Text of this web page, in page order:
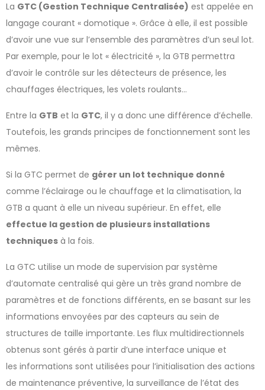
La GTC (Gestion Technique Centralisée) est appelée en
langage courant « domotique ». Grâce à elle, il est possible
d’avoir une vue sur l’ensemble des paramètres d’un seul lot.
Par exemple, pour le lot « électricité », la GTB permettra
d’avoir le contrôle sur les détecteurs de présence, les
chauffages électriques, les volets roulants…
Entre la GTB et la GTC, il y a donc une différence d’échelle.
Toutefois, les grands principes de fonctionnement sont les
mêmes.
Si la GTC permet de gérer un lot technique donné
comme l’éclairage ou le chauffage et la climatisation, la
GTB a quant à elle un niveau supérieur. En effet, elle
effectue la gestion de plusieurs installations
techniques à la fois.
La GTC utilise un mode de supervision par système
d’automate centralisé qui gère un très grand nombre de
paramètres et de fonctions différents, en se basant sur les
informations envoyées par des capteurs au sein de
structures de taille importante. Les flux multidirectionnels
obtenus sont gérés à partir d’une interface unique et
les informations sont utilisées pour l’initialisation des actions
de maintenance préventive, la surveillance de l’état des